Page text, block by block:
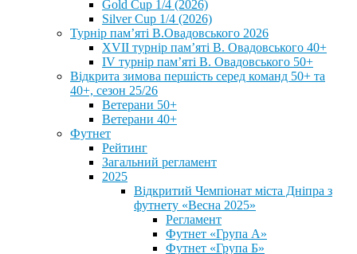
Gold Cup 1/4 (2026)
Silver Cup 1/4 (2026)
Турнір пам’яті В.Овадовського 2026
XVII турнір пам’яті В. Овадовського 40+
IV турнір пам’яті В. Овадовського 50+
Відкрита зимова першість серед команд 50+ та
40+, сезон 25/26
Ветерани 50+
Ветерани 40+
Футнет
Рейтинг
Загальний регламент
2025
Відкритий Чемпіонат міста Дніпра з
футнету «Весна 2025»
Регламент
Футнет «Група А»
Футнет «Група Б»